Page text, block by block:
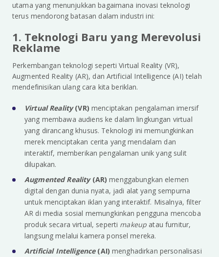
utama yang menunjukkan bagaimana inovasi teknologi
terus mendorong batasan dalam industri ini:
1. Teknologi Baru yang Merevolusi
Reklame
Perkembangan teknologi seperti Virtual Reality (VR),
Augmented Reality (AR), dan Artificial Intelligence (AI) telah
mendefinisikan ulang cara kita beriklan.
Virtual Reality(VR) menciptakan pengalaman imersif
yang membawa audiens ke dalam lingkungan virtual
yang dirancang khusus. Teknologi ini memungkinkan
merek menciptakan cerita yang mendalam dan
interaktif, memberikan pengalaman unik yang sulit
dilupakan.
Augmented Reality(AR) menggabungkan elemen
digital dengan dunia nyata, jadi alat yang sempurna
untuk menciptakan iklan yang interaktif. Misalnya, filter
AR di media sosial memungkinkan pengguna mencoba
produk secara virtual, seperti makeup atau furnitur,
langsung melalui kamera ponsel mereka.
Artificial Intelligence(AI) menghadirkan personalisasi